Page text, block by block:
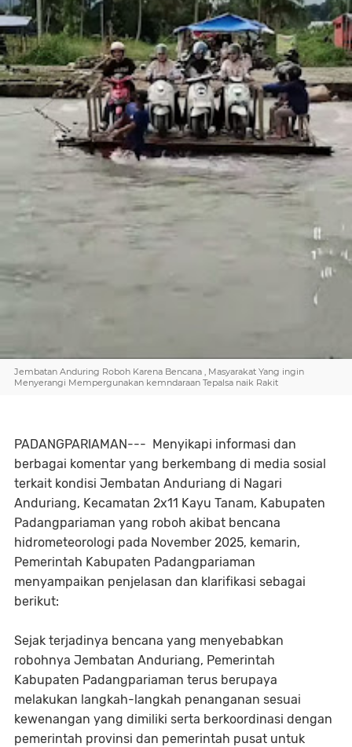
Jembatan Anduring Roboh Karena Bencana , Masyarakat Yang ingin
Menyerangi Mempergunakan kemndaraan Tepalsa naik Rakit
PADANGPARIAMAN--- Menyikapi informasi dan
berbagai komentar yang berkembang di media sosial
terkait kondisi Jembatan Anduriang di Nagari
Anduriang, Kecamatan 2x11 Kayu Tanam, Kabupaten
Padangpariaman yang roboh akibat bencana
hidrometeorologi pada November 2025, kemarin,
Pemerintah Kabupaten Padangpariaman
menyampaikan penjelasan dan klarifikasi sebagai
berikut:
Sejak terjadinya bencana yang menyebabkan
robohnya Jembatan Anduriang, Pemerintah
Kabupaten Padangpariaman terus berupaya
melakukan langkah-langkah penanganan sesuai
kewenangan yang dimiliki serta berkoordinasi dengan
pemerintah provinsi dan pemerintah pusat untuk